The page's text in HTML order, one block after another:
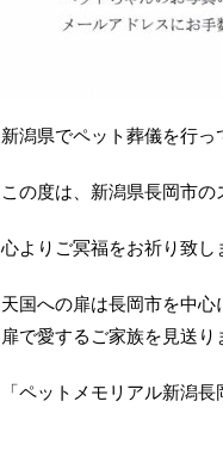
新潟県でペット葬儀を行っ
この度は、新潟県長岡市の
心よりご冥福をお祈り致し
天国への扉は長岡市を中
扉で愛するご家族を見送り
「ペットメモリアル新潟長